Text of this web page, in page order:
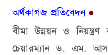
অর্থকাগজ প্রতিবেদন ●
বীমা উন্নয়ন ও
চেয়ারম্যান ড. এম.